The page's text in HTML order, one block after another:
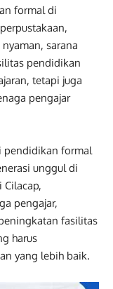
formal di
sarana
pendidikan
tetapi juga
pengajar
pendidikan formal
unggul di
pengajar,
fasilitas
harus
yang lebih baik.